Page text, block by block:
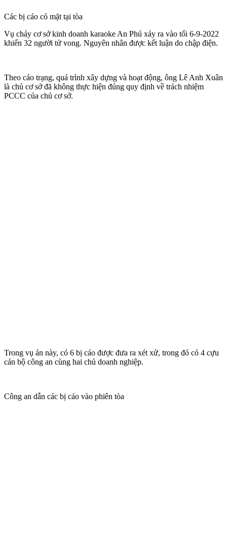
Các bị cáo có mặt tại tòa
Vụ cháy cơ sở kinh doanh karaoke An Phú xảy ra vào tối 6-9-2022
khiến 32 người t‌ử von‌g. Nguyên nhân được kết luận do chập điện.
Theo cáo trạng, quá trình xây dựng và hoạt động, ông Lê Anh Xuân
là chủ cơ sở đã không thực hiện đúng quy định về trách nhiệm
PCCC của chủ cơ sở.
Trong vụ án này, có 6 bị cáo được đưa ra xét xử, trong đó có 4 cựu
cán bộ công an cùng hai chủ doanh nghiệp.
Công an dẫn các bị cáo vào phiên tòa